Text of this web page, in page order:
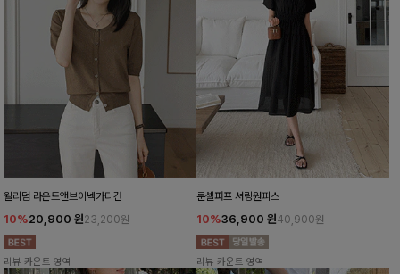
윌리덤 라운드앤브이넥가디건
10%20,900 원23,200원
리뷰 카운트 영역
룬셀퍼프 셔링원피스
10%36,900 원40,900원
리뷰 카운트 영역